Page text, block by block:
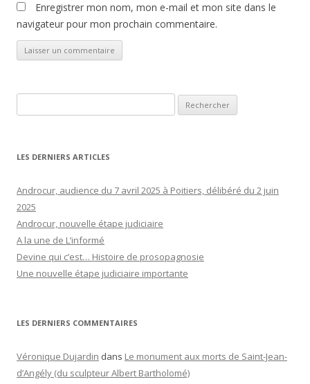
Enregistrer mon nom, mon e-mail et mon site dans le
navigateur pour mon prochain commentaire.
LES DERNIERS ARTICLES
Androcur, audience du 7 avril 2025 à Poitiers, délibéré du 2 juin
2025
Androcur, nouvelle étape judiciaire
A la une de L’informé
Devine qui c’est… Histoire de prosopagnosie
Une nouvelle étape judiciaire importante
LES DERNIERS COMMENTAIRES
Véronique Dujardin dans Le monument aux morts de Saint-Jean-
d’Angély (du sculpteur Albert Bartholomé)